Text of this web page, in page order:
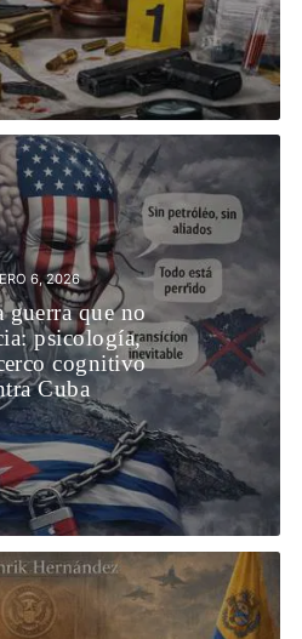
6, 2026
guerra que no
psicología,
cognitivo
Cuba